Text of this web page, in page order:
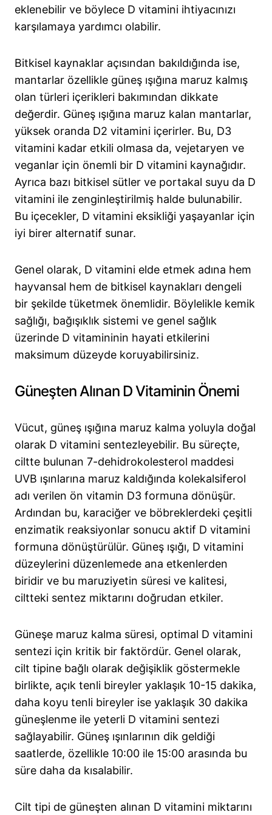
eklenebilir ve böylece D vitamini ihtiyacınızı
karşılamaya yardımcı olabilir.
Bitkisel kaynaklar açısından bakıldığında ise,
mantarlar özellikle güneş ışığına maruz kalmış
olan türleri içerikleri bakımından dikkate
değerdir. Güneş ışığına maruz kalan mantarlar,
yüksek oranda D2 vitamini içerirler. Bu, D3
vitamini kadar etkili olmasa da, vejetaryen ve
veganlar için önemli bir D vitamini kaynağıdır.
Ayrıca bazı bitkisel sütler ve portakal suyu da D
vitamini ile zenginleştirilmiş halde bulunabilir.
Bu içecekler, D vitamini eksikliği yaşayanlar için
iyi birer alternatif sunar.
Genel olarak, D vitamini elde etmek adına hem
hayvansal hem de bitkisel kaynakları dengeli
bir şekilde tüketmek önemlidir. Böylelikle kemik
sağlığı, bağışıklık sistemi ve genel sağlık
üzerinde D vitamininin hayati etkilerini
maksimum düzeyde koruyabilirsiniz.
Güneşten Alınan D Vitaminin Önemi
Vücut, güneş ışığına maruz kalma yoluyla doğal
olarak D vitamini sentezleyebilir. Bu süreçte,
ciltte bulunan 7-dehidrokolesterol maddesi
UVB ışınlarına maruz kaldığında kolekalsiferol
adı verilen ön vitamin D3 formuna dönüşür.
Ardından bu, karaciğer ve böbreklerdeki çeşitli
enzimatik reaksiyonlar sonucu aktif D vitamini
formuna dönüştürülür. Güneş ışığı, D vitamini
düzeylerini düzenlemede ana etkenlerden
biridir ve bu maruziyetin süresi ve kalitesi,
ciltteki sentez miktarını doğrudan etkiler.
Güneşe maruz kalma süresi, optimal D vitamini
sentezi için kritik bir faktördür. Genel olarak,
cilt tipine bağlı olarak değişiklik göstermekle
birlikte, açık tenli bireyler yaklaşık 10-15 dakika,
daha koyu tenli bireyler ise yaklaşık 30 dakika
güneşlenme ile yeterli D vitamini sentezi
sağlayabilir. Güneş ışınlarının dik geldiği
saatlerde, özellikle 10:00 ile 15:00 arasında bu
süre daha da kısalabilir.
Cilt tipi de güneşten alınan D vitamini miktarını